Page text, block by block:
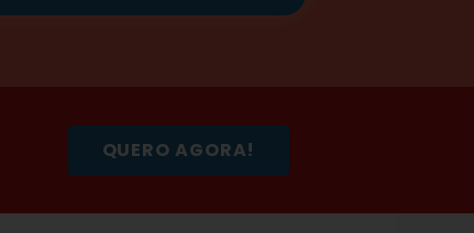
QUERO AGORA!